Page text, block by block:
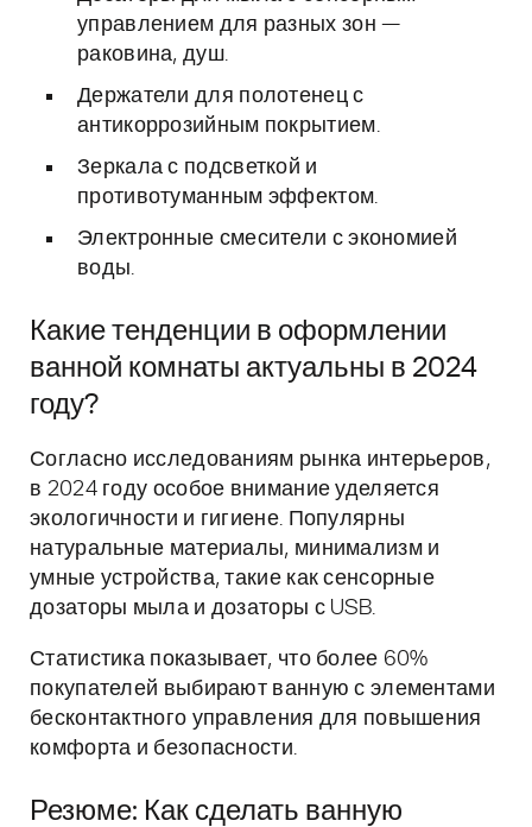
управлением для разных зон —
раковина, душ.
Держатели для полотенец с
антикоррозийным покрытием.
Зеркала с подсветкой и
противотуманным эффектом.
Электронные смесители с экономией
воды.
Какие тенденции в оформлении
ванной комнаты актуальны в 2024
году?
Согласно исследованиям рынка интерьеров,
в 2024 году особое внимание уделяется
экологичности и гигиене. Популярны
натуральные материалы, минимализм и
умные устройства, такие как сенсорные
дозаторы мыла и дозаторы с USB.
Статистика показывает, что более 60%
покупателей выбирают ванную с элементами
бесконтактного управления для повышения
комфорта и безопасности.
Резюме: Как сделать ванную